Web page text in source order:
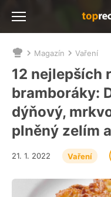
Nacházíte
se
zde:
Magazín Vaření
12 nejlepších
bramboráky:
dýňový,
plněný zelím
21. 1. 2022 Vaření